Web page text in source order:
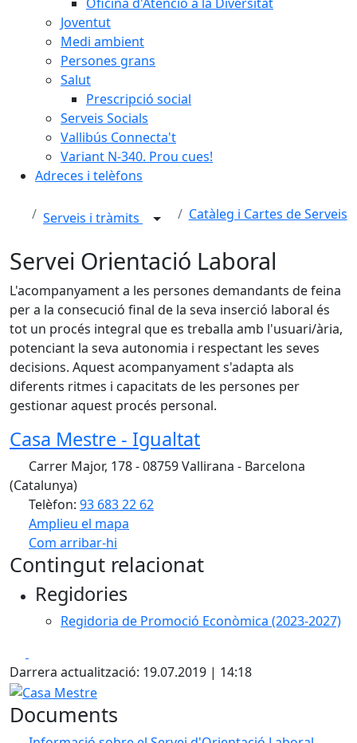
Joventut
Medi ambient
Persones grans
Salut
Prescripció social
Serveis Socials
Vallibús Connecta't
Variant N-340. Prou cues!
Adreces i telèfons
Serveis i tràmits Catàleg i Cartes de Serveis
Servei Orientació Laboral
L'acompanyament a les persones demandants de feina
per a la consecució final de la seva inserció laboral és
tot un procés integral que es treballa amb l'usuari/ària,
potenciant la seva autonomia i respectant les seves
decisions. Aquest acompanyament s'adapta als
diferents ritmes i capacitats de les persones per
gestionar aquest procés personal.
Casa Mestre - Igualtat
Carrer Major, 178 - 08759 Vallirana - Barcelona
(Catalunya)
Telèfon: 93 683 22 62
Amplieu el mapa
Com arribar-hi
+
Contingut relacionat
Regidories
Regidoria de Promoció Econòmica (2023-2027)
Darrera actualització: 19.07.2019 | 14:18
Casa Mestre
Documents